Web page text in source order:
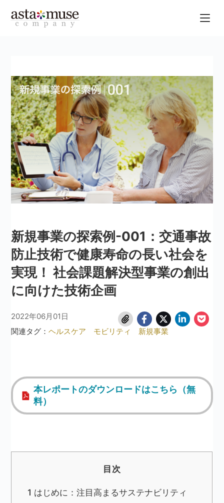
新規事業の探索例-001：交通事故
防止技術で健康寿命の長い社会を
実現！ 社会課題解決型事業の創出
に向けた技術企画
2022年06月01日
関連タグ：ヘルスケア モビリティ 新規事業
本レポートのダウンロードはこちら（無
料）
目次
1 はじめに：注目高まるサステナビリティ